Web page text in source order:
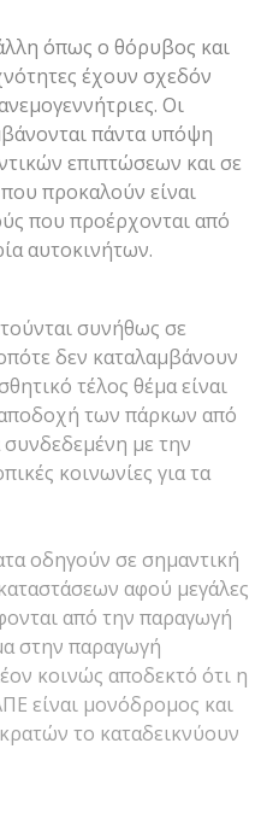
όπως ο θόρυβος και
έχουν σχεδόν
Οι
πάντα υπόψη
επιπτώσεων και σε
προκαλούν είναι
που προέρχονται από
αυτοκινήτων.
συνήθως σε
δεν καταλαμβάνουν
τέλος θέμα είναι
αποδοχή των πάρκων από
συνδεδεμένη με την
κοινωνίες για τα
οδηγούν σε σημαντική
αφού μεγάλες
από την παραγωγή
στην παραγωγή
κοινώς αποδεκτό ότι η
είναι μονόδρομος και
το καταδεικνύουν